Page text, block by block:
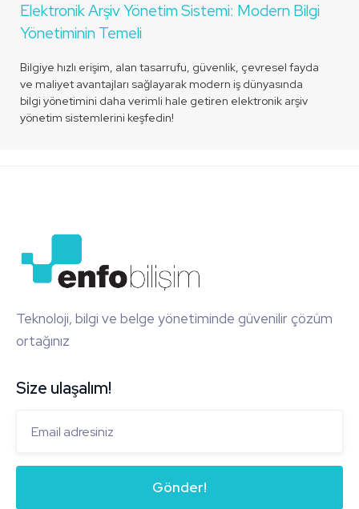
Elektronik Arşiv Yönetim Sistemi: Modern Bilgi
Yönetiminin Temeli
Bilgiye hızlı erişim, alan tasarrufu, güvenlik, çevresel fayda
ve maliyet avantajları sağlayarak modern iş dünyasında
bilgi yönetimini daha verimli hale getiren elektronik arşiv
yönetim sistemlerini keşfedin!
Teknoloji, bilgi ve belge yönetiminde güvenilir çözüm
ortağınız
Size ulaşalım!